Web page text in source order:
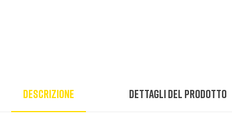
Descrizione Dettagli del prodotto